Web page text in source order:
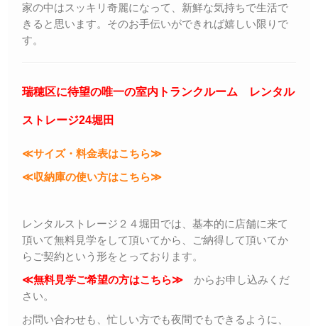
家の中はスッキリ奇麗になって、新鮮な気持ちで生活で
きると思います。そのお手伝いができれば嬉しい限りで
す。
瑞穂区に待望の唯一の室内トランクルーム レンタル
ストレージ24堀田
≪サイズ・料金表はこちら≫
≪収納庫の使い方はこちら≫
レンタルストレージ２４堀田では、基本的に店舗に来て
頂いて無料見学をして頂いてから、ご納得して頂いてか
らご契約という形をとっております。
≪無料見学ご希望の方はこちら≫ からお申し込みくだ
さい。
お問い合わせも、忙しい方でも夜間でもできるように、